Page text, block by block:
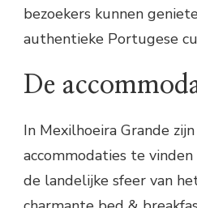
bezoekers kunnen
authentieke Portugese
De
In Mexilhoeira Grande
accommodaties te
de landelijke sfeer van